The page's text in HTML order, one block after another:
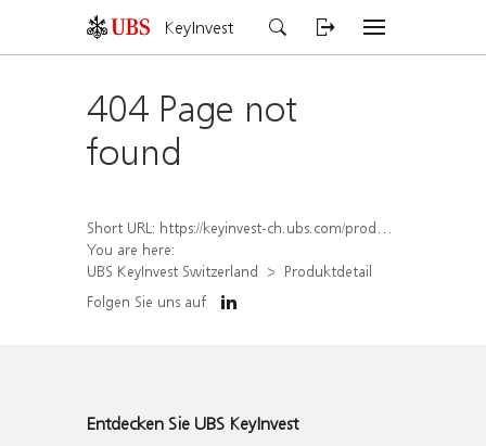
KeyInvest
404 Page not
found
Short URL: https://keyinvest-ch.ubs.com/produkt/detail/index/isin/CH1563493076
You are here:
UBS KeyInvest Switzerland
Produktdetail
Folgen Sie uns auf
Entdecken Sie UBS KeyInvest